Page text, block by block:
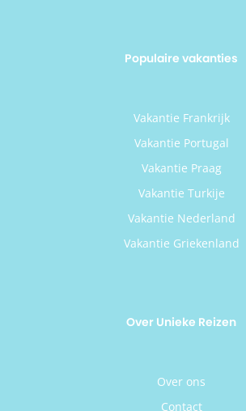
Populaire vakanties
Vakantie Frankrijk
Vakantie Portugal
Vakantie Praag
Vakantie Turkije
Vakantie Nederland
Vakantie Griekenland
Over Unieke Reizen
Over ons
Contact